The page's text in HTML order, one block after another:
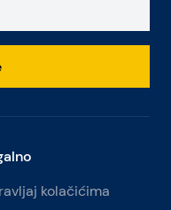
kolačićima